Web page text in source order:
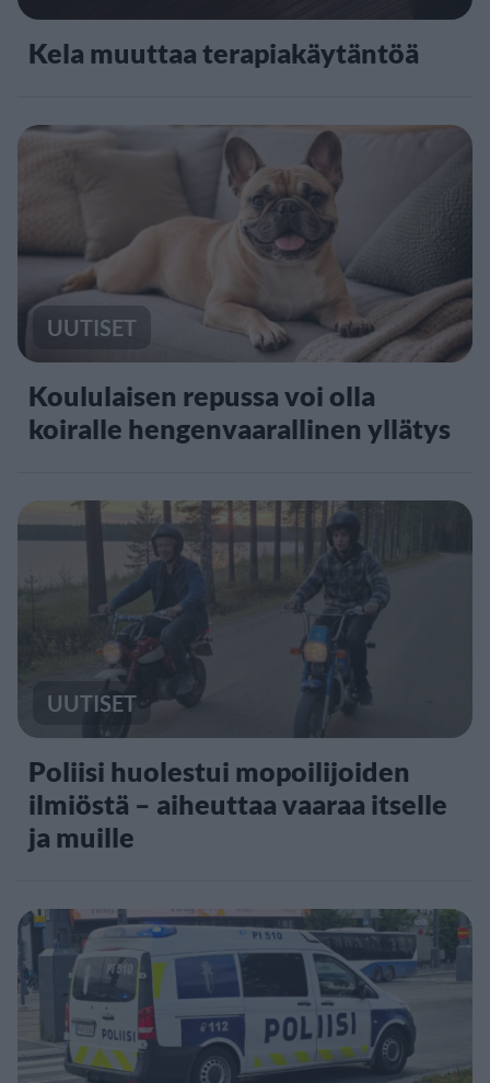
Kela muuttaa terapiakäytäntöä
UUTISET
Koululaisen repussa voi olla
koiralle hengenvaarallinen yllätys
UUTISET
Poliisi huolestui mopoilijoiden
ilmiöstä – aiheuttaa vaaraa itselle
ja muille